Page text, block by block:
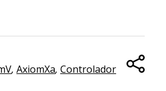
, AxiomXa, Controlador